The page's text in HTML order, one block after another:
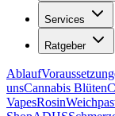
Services
Ratgeber
Ablauf
unsCannabis Blüten
VapesRosin